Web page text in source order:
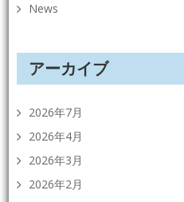
News
アーカイブ
2026年7月
2026年4月
2026年3月
2026年2月